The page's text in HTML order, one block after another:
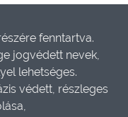
fenntartva.
jogvédett nevek,
lehetséges.
védett, részleges